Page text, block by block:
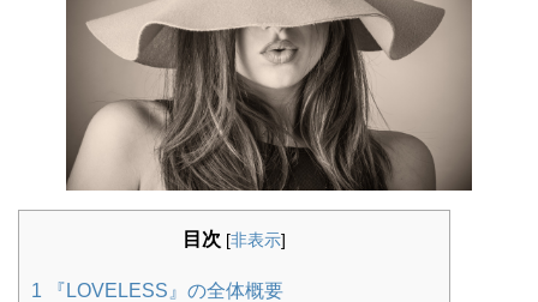
目次 [非表示]
1 『LOVELESS』の全体概要